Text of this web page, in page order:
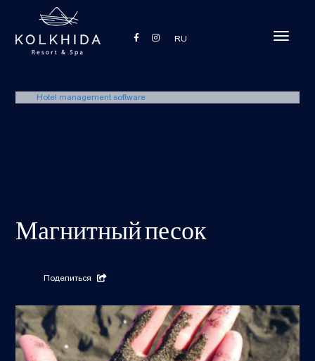
Toggle
RU
Hotel management software
Магнитный песок
Поделиться